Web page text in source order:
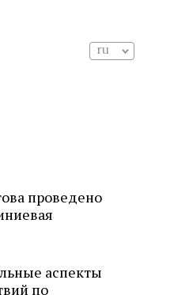
ru
проведено
аспекты
по